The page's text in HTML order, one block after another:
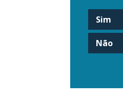
Sim
Não